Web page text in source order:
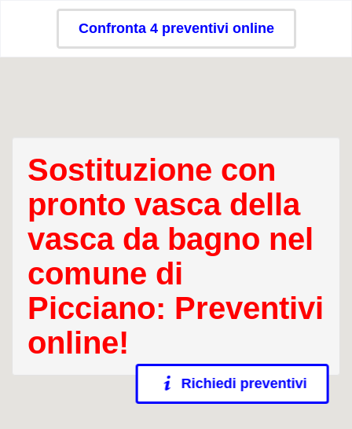
Confronta 4 preventivi online
Sostituzione con
pronto vasca della
vasca da bagno nel
comune di
Picciano: Preventivi
online!
Richiedi preventivi